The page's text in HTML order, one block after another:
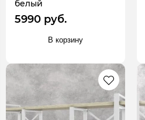
белый
5990 руб.
В корзину